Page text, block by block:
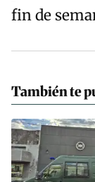
fin de
También te